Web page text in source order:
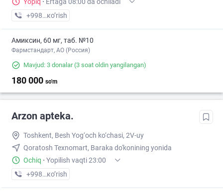
Yopiq · Ertaga 08:00 da ochiladi
+998 (50) XXX-XX-XX
кo’rish
Амиксин, 60 мг, таб. №10
Фармстандарт, АО (Россия)
Mavjud: 3 donalar(3 soat oldin yangilangan)
180 000 so'm
Arzon apteka.
Toshkent, Besh Yog‘och ko‘chasi, 2V-uy
Qoratosh Texnomart, Baraka do'konining yonida
Ochiq · Yopilish vaqti 23:00
+998 (93) XXX-XX-XX
кo’rish